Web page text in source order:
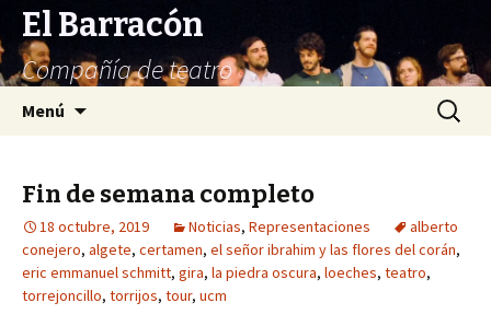
El Barracón
Compañía de teatro
Menú Buscar:
Fin de semana completo
18 octubre, 2019 Noticias, Representaciones
alberto
conejero, algete, certamen, el señor ibrahim y las flores del corán,
eric emmanuel schmitt, gira, la piedra oscura, loeches, teatro,
torrejoncillo, torrijos, tour, ucm